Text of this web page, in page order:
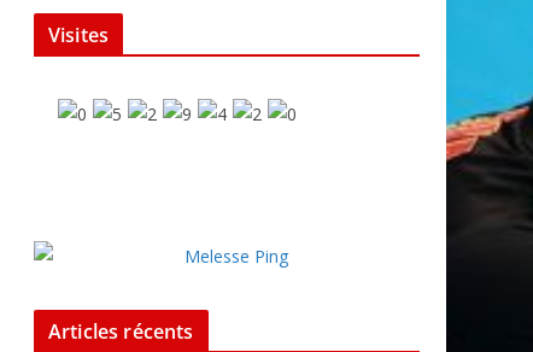
Visites
Articles récents